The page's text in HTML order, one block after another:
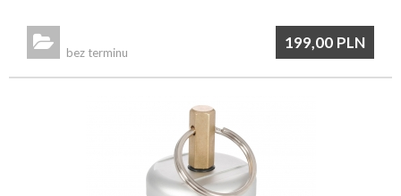
199,00 PLN

bez terminu